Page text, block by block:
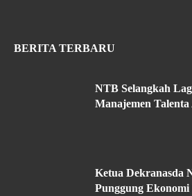
BERITA TERBARU
NTB Selangkah
Manajemen Talenta
Ketua Dekranasda
Punggung